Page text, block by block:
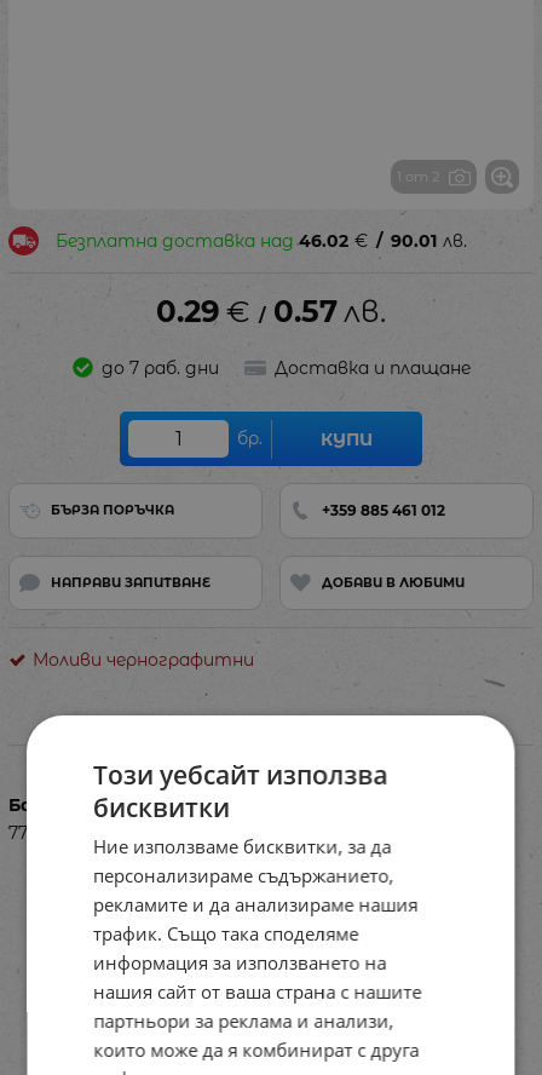
1 от 2
Безплатна доставка над46.02 € / 90.01 лв.
0.29 € / 0.57лв.
до 7 раб. дни Доставка и плащане
бр. КУПИ
БЪРЗА ПОРЪЧКА +359 885 461 012
НАПРАВИ ЗАПИТВАНЕ ДОБАВИ В ЛЮБИМИ
Моливи чернографитни
Баркод (ISBN, UPC, др.)
77RI60115
Този уебсайт използва
бисквитки
Ние използваме бисквитки, за да
персонализираме съдържанието,
рекламите и да анализираме нашия
трафик. Също така споделяме
информация за използването на
нашия сайт от ваша страна с нашите
партньори за реклама и анализи,
които може да я комбинират с друга